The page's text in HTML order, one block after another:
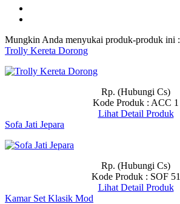
Mungkin Anda menyukai produk-produk ini :
Trolly Kereta Dorong
Rp. (Hubungi Cs)
Kode Produk : ACC 1
Lihat Detail Produk
Sofa Jati Jepara
Rp. (Hubungi Cs)
Kode Produk : SOF 51
Lihat Detail Produk
Kamar Set Klasik Mod